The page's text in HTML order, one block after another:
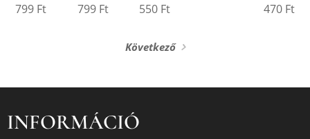
799 Ft 799Ft 550 Ft 470Ft
Következő
INFORMÁCIÓ